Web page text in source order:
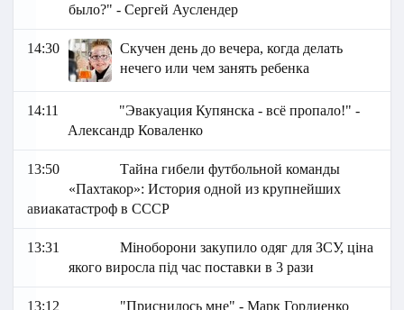
было?" - Сергей Ауслендер
14:30
Скучен день до вечера, когда делать
нечего или чем занять ребенка
14:11
"Эвакуация Купянска - всё пропало!" -
Александр Коваленко
13:50
Тайна гибели футбольной команды
«Пахтакор»: История одной из крупнейших
авиакатастроф в СССР
13:31
Міноборони закупило одяг для ЗСУ, ціна
якого виросла під час поставки в 3 рази
13:12 "Приснилось мне" - Марк Гордиенко